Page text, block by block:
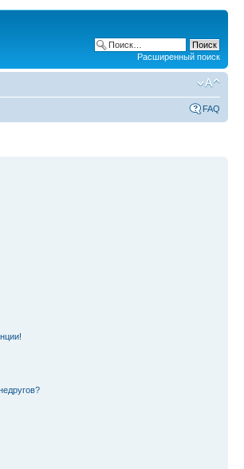
Расширенный поиск
FAQ